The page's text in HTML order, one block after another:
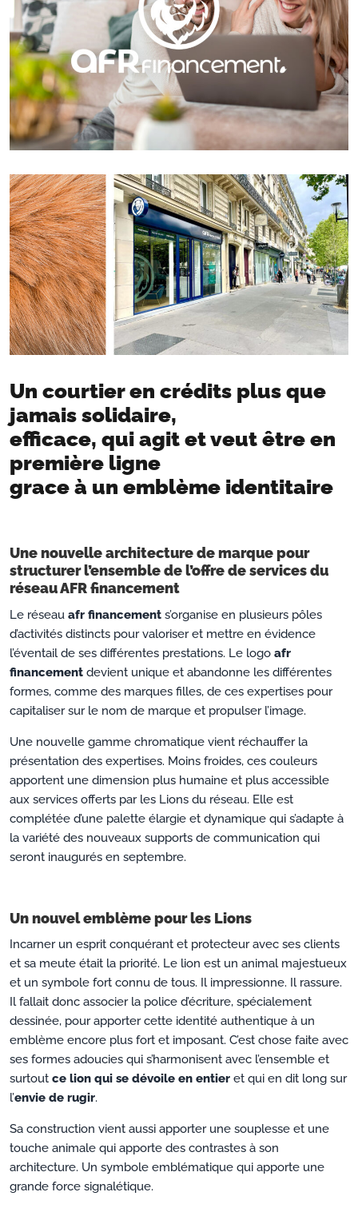
Un courtier en crédits plus que
jamais solidaire,
efficace, qui agit et veut être en
première ligne
grace à un emblème identitaire
Une nouvelle architecture de marque pour
structurer l’ensemble de l’offre de services du
réseau AFR financement
Le réseau afr financement s’organise en plusieurs pôles
d’activités distincts pour valoriser et mettre en évidence
l’éventail de ses différentes prestations. Le logo afr
financement devient unique et abandonne les différentes
formes, comme des marques filles, de ces expertises pour
capitaliser sur le nom de marque et propulser l’image.
Une nouvelle gamme chromatique vient réchauffer la
présentation des expertises. Moins froides, ces couleurs
apportent une dimension plus humaine et plus accessible
aux services offerts par les Lions du réseau. Elle est
complétée d’une palette élargie et dynamique qui s’adapte à
la variété des nouveaux supports de communication qui
seront inaugurés en septembre.
Un nouvel emblème pour les Lions
Incarner un esprit conquérant et protecteur avec ses clients
et sa meute était la priorité. Le lion est un animal majestueux
et un symbole fort connu de tous. Il impressionne. Il rassure.
Il fallait donc associer la police d’écriture, spécialement
dessinée, pour apporter cette identité authentique à un
emblème encore plus fort et imposant. C’est chose faite avec
ses formes adoucies qui s’harmonisent avec l’ensemble et
surtout ce lion qui se dévoile en entier et qui en dit long sur
l’envie de rugir.
Sa construction vient aussi apporter une souplesse et une
touche animale qui apporte des contrastes à son
architecture. Un symbole emblématique qui apporte une
grande force signalétique.